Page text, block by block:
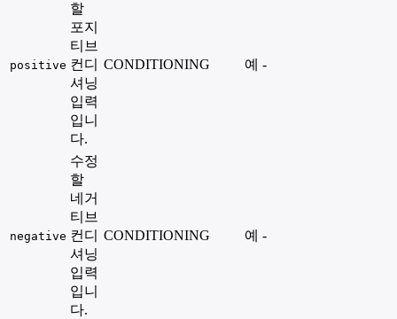
positive
할
포지
티브
컨디
셔닝
입력
입니
다.
CONDITIONING 예 -
negative
수정
할
네거
티브
컨디
셔닝
입력
입니
다.
CONDITIONING 예 -